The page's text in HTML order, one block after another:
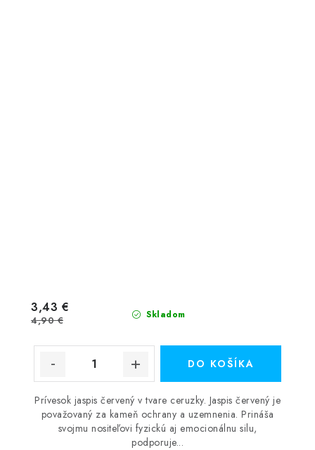
Skladom
3,43 €
4,90 €
DO KOŠÍKA
Prívesok jaspis červený v tvare ceruzky. Jaspis červený je
považovaný za kameň ochrany a uzemnenia. Prináša
svojmu nositeľovi fyzickú aj emocionálnu silu,
podporuje...